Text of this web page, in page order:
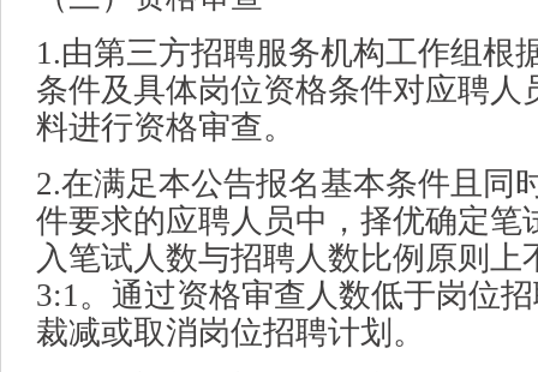
1.由第三方招聘服务机构工作组根
条件及具体岗位资格条件对应聘人
料进行资格审查。
2.在满足本公告报名基本条件且同
件要求的应聘人员中，择优确定笔
入笔试人数与招聘人数比例原则上
3:1。通过资格审查人数低于岗位
裁减或取消岗位招聘计划。